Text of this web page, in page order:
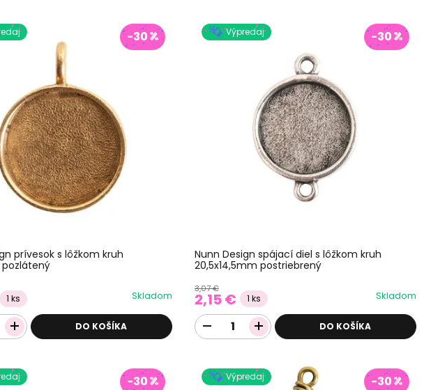
-30
prívesok s lôžkom kruh
1 ks Skladom
DO KOŠÍKA
Výpredaj -30
Nunn Design spájací diel s lôžkom kruh
20,5x14,5mm postriebrený
3,07 €
2,15 € 1 ks Skladom
DO KOŠÍKA
-30 Výpredaj -30